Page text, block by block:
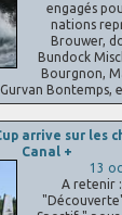
engagés
nations
Brouwer,
Bundock
Bourgnon,
Bontemps,
arrive sur les
Canal +
13
A retenir